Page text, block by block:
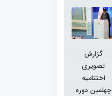
گزارش
تصویری
اختتامیه
چهلمین دوره